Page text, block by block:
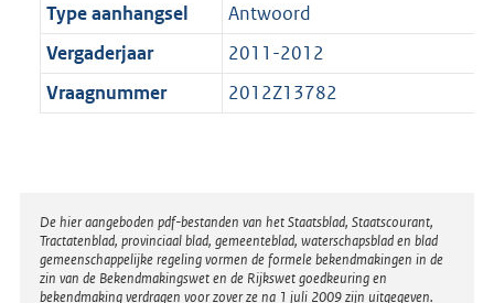
Type aanhangsel
Antwoord
Vergaderjaar
2011-2012
Vraagnummer
2012Z13782
Disclaimer
De hier aangeboden pdf-bestanden van het Staatsblad, Staatscourant,
Tractatenblad, provinciaal blad, gemeenteblad, waterschapsblad en blad
gemeenschappelijke regeling vormen de formele bekendmakingen in de
zin van de Bekendmakingswet en de Rijkswet goedkeuring en
bekendmaking verdragen voor zover ze na 1 juli 2009 zijn uitgegeven.